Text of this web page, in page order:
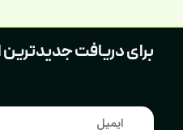
برای دریافت